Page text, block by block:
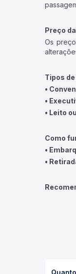
Preço
Os
Tipos
•
•
• Leito
Como
•
•